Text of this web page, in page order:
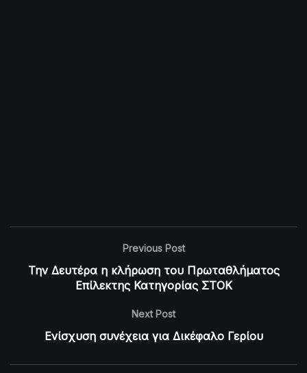
Previous Post
Την Δευτέρα η κλήρωση του Πρωταθλήματος
Επίλεκτης Κατηγορίας ΣΤΟΚ
Next Post
Ενίσχυση συνέχεια για Δικέφαλο Γερίου